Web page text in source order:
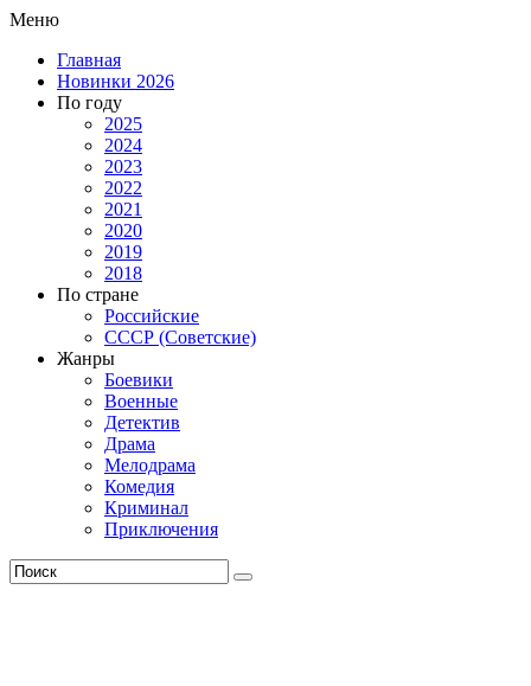
Меню
Главная
Новинки 2026
По году
2025
2024
2023
2022
2021
2020
2019
2018
По стране
Российские
СССР (Советские)
Жанры
Боевики
Военные
Детектив
Драма
Мелодрама
Комедия
Криминал
Приключения